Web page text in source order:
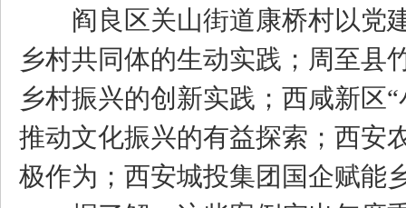
阎良区关山街道康桥村以党建
乡村共同体的生动实践；周至县
乡村振兴的创新实践；西咸新区
推动文化振兴的有益探索；西安
极作为；西安城投集团国企赋能